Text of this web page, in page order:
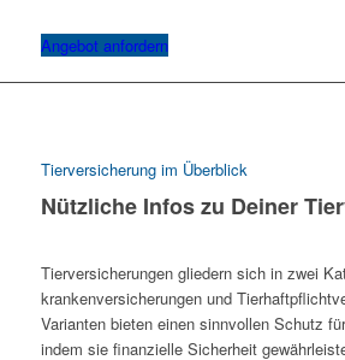
Angebot anfordern
Tierversicherung im Überblick
Nützliche Infos zu Deiner
Tier­versicherungen gliedern sich in zwei
kranken­versicherungen und
Varianten bieten einen sinnvollen Schutz
indem sie finanzielle Sicherheit